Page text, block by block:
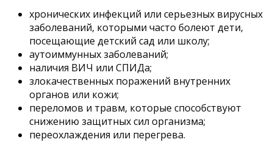
хронических инфекций или серьезных вирусных
заболеваний, которыми часто болеют дети,
посещающие детский сад или школу;
аутоиммунных заболеваний;
наличия ВИЧ или СПИДа;
злокачественных поражений внутренних
органов или кожи;
переломов и травм, которые способствуют
снижению защитных сил организма;
переохлаждения или перегрева.